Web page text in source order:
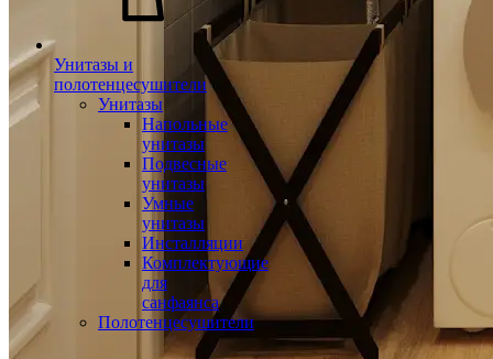
Унитазы и
полотенцесушители
Унитазы
Напольные
унитазы
Подвесные
унитазы
Умные
унитазы
Инсталляции
Комплектующие
для
санфаянса
Полотенцесушители